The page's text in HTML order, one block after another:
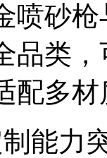
喷砂
品类
配多
能力